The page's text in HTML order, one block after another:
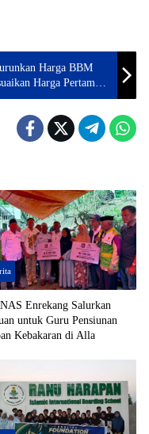
Harga BBM
Harga Pertamax
Enrekang Salurkan
untuk Guru Pensiunan
Kebakaran di Alla